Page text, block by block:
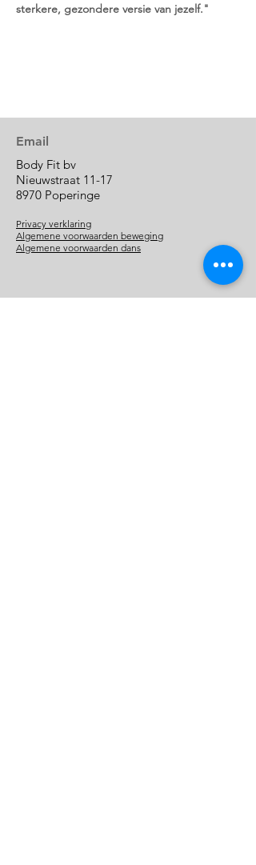
sterkere, gezondere versie van jezelf."
Email
Body Fit bv
Nieuwstraat 11-17
8970 Poperinge
Privacy verklaring
Algemene voorwaarden beweging
Algemene voorwaarden dans